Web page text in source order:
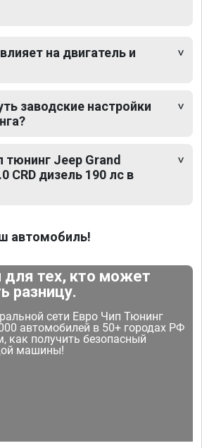
на двигатель и
заводские настройки
тюнинг Jeep Grand
CRD дизель 190 лс в
автомобиль!
тех, кто может
разницу.
сети Евро Чип Тюнинг
автомобилей в 50+ городах РФ
как получить безопасный
машины!